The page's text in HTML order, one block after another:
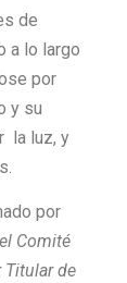
de
a lo largo
por
y su
la luz, y
por
Comité
Titular de